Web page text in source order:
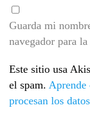
Guarda mi
navegador para
Este sitio usa
el spam. Aprende
procesan los